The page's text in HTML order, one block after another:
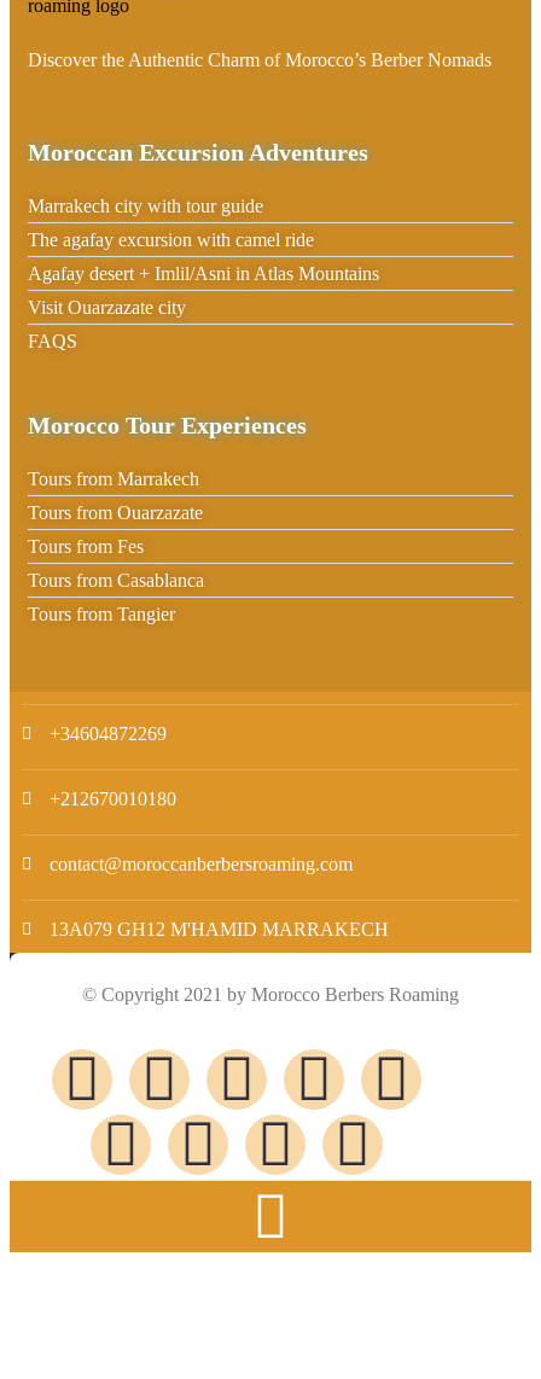
Discover the Authentic Charm of Morocco’s Berber Nomads
Moroccan Excursion Adventures
Marrakech city with tour guide
The agafay excursion with camel ride
Agafay desert + Imlil/Asni in Atlas Mountains
Visit Ouarzazate city
FAQS
Morocco Tour Experiences
Tours from Marrakech
Tours from Ouarzazate
Tours from Fes
Tours from Casablanca
Tours from Tangier
+34604872269
+212670010180
contact@moroccanberbersroaming.com
13A079 GH12 M'HAMID MARRAKECH
© Copyright 2021 by Morocco Berbers Roaming